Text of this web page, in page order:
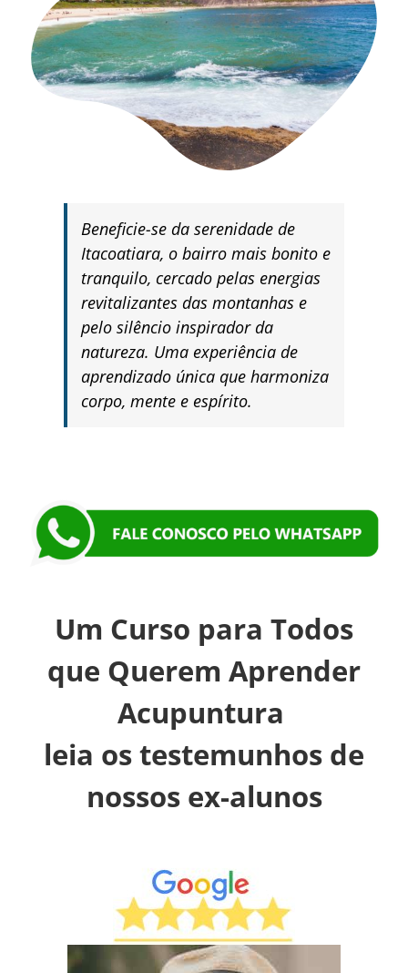
Beneficie-se da serenidade de
Itacoatiara, o bairro mais bonito e
tranquilo, cercado pelas energias
revitalizantes das montanhas e
pelo silêncio inspirador da
natureza. Uma experiência de
aprendizado única que harmoniza
corpo, mente e espírito.
Um Curso para Todos
que Querem Aprender
Acupuntura
leia os testemunhos de
nossos ex-alunos